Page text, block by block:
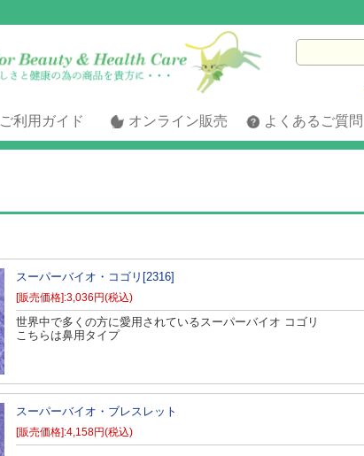
ご利用ガイド オンライン販売 よくあるご質問
スーパーバイオ・コゴリ[2316]
[販売価格]:3,036円(税込)
世界中で多くの方に愛用されているスーパーバイオ コゴリ
こちらは鼻用タイプ
スーパーバイオ・ブレスレット
[販売価格]:4,158円(税込)